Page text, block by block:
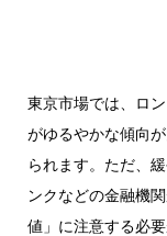
東京市場では、ロ
がゆるやかな傾向
られます。ただ、
ンクなどの金融機
値」に注意する必要